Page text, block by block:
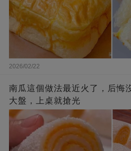
2026/02/22
南瓜這個做法最近火了，后悔
大盤，上桌就搶光